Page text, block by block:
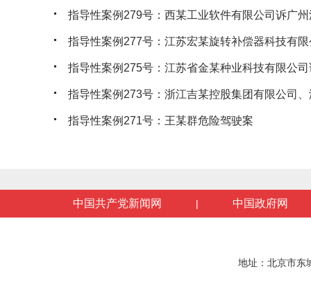
指导性案例279号：西某工业软件有限公司诉广
指导性案例277号：江苏宏某旋转补偿器科技有
指导性案例275号：江苏省金某种业科技有限公
指导性案例273号：浙江吉某控股集团有限公司
指导性案例271号：王某群危险驾驶案
中国共产党新闻网 | 中国政府网
地址：北京市东